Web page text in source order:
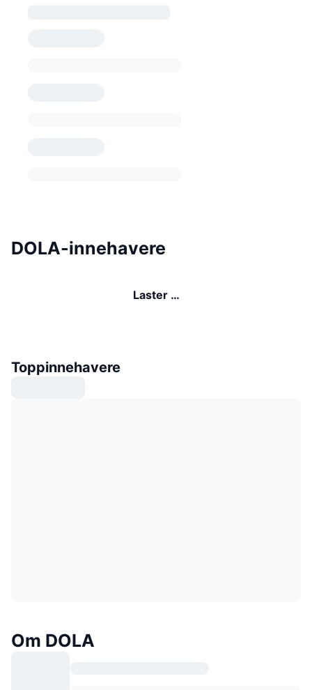
DOLA-innehavere
Laster …
Toppinnehavere
Om DOLA